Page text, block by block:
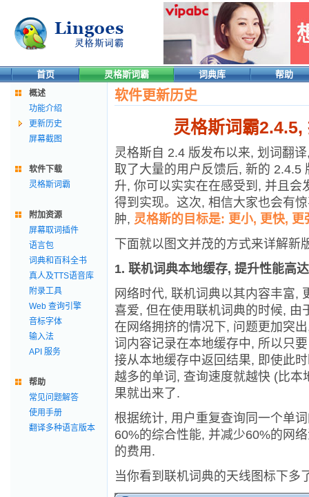
首页 灵格斯词霸 词典库 帮助
概述
功能介绍
更新历史
屏幕截图
软件下载
灵格斯词霸
附加资源
屏幕取词插件
语言包
词典和百科全书
真人及TTS语音库
附录工具
Web 查询引擎
音标字体
输入法
API 服务
帮助
常见问题解答
使用手册
翻译多种语言版本
软件更新历史
灵格斯词霸
灵格斯自 2.4 版发布以来, 划词翻
取了大量的用户反馈后, 新的 2.4.5
升, 你可以实实在在感受到, 并且
得到实现。这次, 相信大家也会有
肿, 灵格斯的目标是: 更小, 更快, 更
下面就以图文并茂的方式来详解新
1. 联机词典本地缓存, 提升性能高
网络时代, 联机词典以其内容丰富,
喜爱, 但在使用联机词典的时候, 由
在网络拥挤的情况下, 问题更加突
词内容记录在本地缓存中, 所以只
接从本地缓存中返回结果, 即使此
越多的单词, 查询速度就越快 (比
果就出来了.
根据统计, 用户重复查询同一个单
60%的综合性能, 并减少60%的网
的费用.
当你看到联机词典的天线图标下多